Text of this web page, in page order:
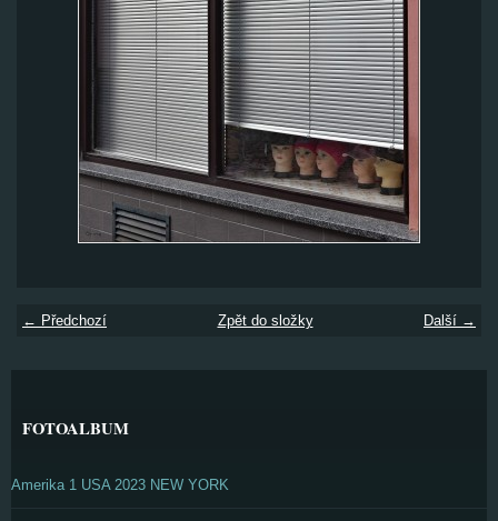
← Předchozí Další →
Zpět do složky
FOTOALBUM
Amerika 1 USA 2023 NEW YORK